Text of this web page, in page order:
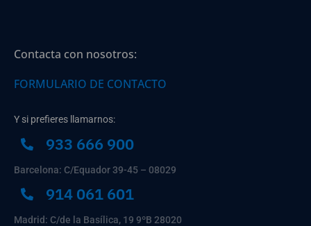
Contacta con nosotros:
FORMULARIO DE CONTACTO
Y si prefieres llamarnos:
933 666 900
Barcelona: C/Equador 39-45 – 08029
914 061 601
Madrid: C/de la Basílica, 19 9ºB 28020